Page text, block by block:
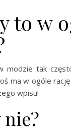
to w
modzie tak
ma w ogóle
wpisu!